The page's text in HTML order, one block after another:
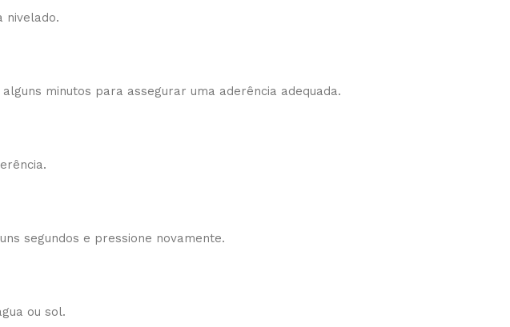
nivelado.
minutos para assegurar uma aderência adequada.
segundos e pressione novamente.
ou sol.